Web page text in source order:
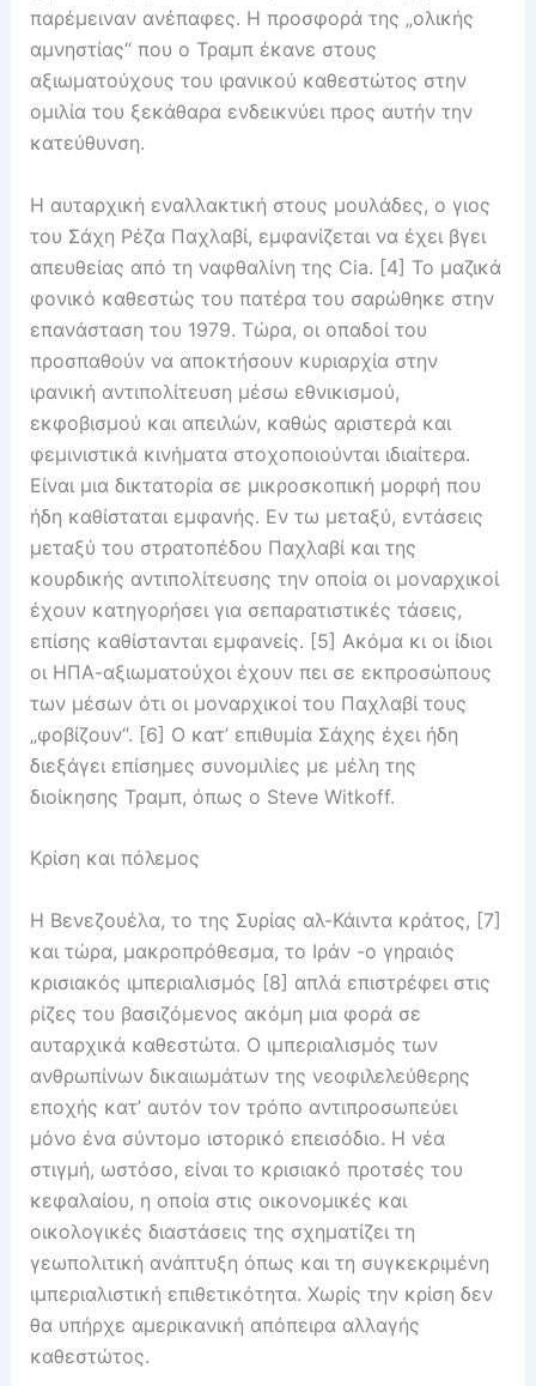
παρέμειναν ανέπαφες. Η προσφορά της „ολικής
αμνηστίας“ που ο Τραμπ έκανε στους
αξιωματούχους του ιρανικού καθεστώτος στην
ομιλία του ξεκάθαρα ενδεικνύει προς αυτήν την
κατεύθυνση.
Η αυταρχική εναλλακτική στους μουλάδες, ο γιος
του Σάχη Ρέζα Παχλαβί, εμφανίζεται να έχει βγει
απευθείας από τη ναφθαλίνη της Cia. [4] Το μαζικά
φονικό καθεστώς του πατέρα του σαρώθηκε στην
επανάσταση του 1979. Τώρα, οι οπαδοί του
προσπαθούν να αποκτήσουν κυριαρχία στην
ιρανική αντιπολίτευση μέσω εθνικισμού,
εκφοβισμού και απειλών, καθώς αριστερά και
φεμινιστικά κινήματα στοχοποιούνται ιδιαίτερα.
Είναι μια δικτατορία σε μικροσκοπική μορφή που
ήδη καθίσταται εμφανής. Εν τω μεταξύ, εντάσεις
μεταξύ του στρατοπέδου Παχλαβί και της
κουρδικής αντιπολίτευσης την οποία οι μοναρχικοί
έχουν κατηγορήσει για σεπαρατιστικές τάσεις,
επίσης καθίστανται εμφανείς. [5] Ακόμα κι οι ίδιοι
οι ΗΠΑ-αξιωματούχοι έχουν πει σε εκπροσώπους
των μέσων ότι οι μοναρχικοί του Παχλαβί τους
„φοβίζουν“. [6] Ο κατ’ επιθυμία Σάχης έχει ήδη
διεξάγει επίσημες συνομιλίες με μέλη της
διοίκησης Τραμπ, όπως ο Steve Witkoff.
Κρίση και πόλεμος
Η Βενεζουέλα, το της Συρίας αλ-Κάιντα κράτος, [7]
και τώρα, μακροπρόθεσμα, το Ιράν -ο γηραιός
κρισιακός ιμπεριαλισμός [8] απλά επιστρέφει στις
ρίζες του βασιζόμενος ακόμη μια φορά σε
αυταρχικά καθεστώτα. Ο ιμπεριαλισμός των
ανθρωπίνων δικαιωμάτων της νεοφιλελεύθερης
εποχής κατ’ αυτόν τον τρόπο αντιπροσωπεύει
μόνο ένα σύντομο ιστορικό επεισόδιο. Η νέα
στιγμή, ωστόσο, είναι το κρισιακό προτσές του
κεφαλαίου, η οποία στις οικονομικές και
οικολογικές διαστάσεις της σχηματίζει τη
γεωπολιτική ανάπτυξη όπως και τη συγκεκριμένη
ιμπεριαλιστική επιθετικότητα. Χωρίς την κρίση δεν
θα υπήρχε αμερικανική απόπειρα αλλαγής
καθεστώτος.